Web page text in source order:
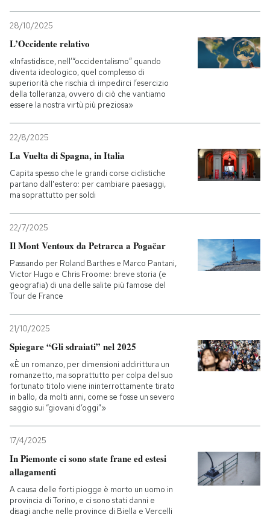
28/10/2025
L’Occidente relativo
«Infastidisce, nell’“occidentalismo” quando
diventa ideologico, quel complesso di
superiorità che rischia di impedirci l’esercizio
della tolleranza, ovvero di ciò che vantiamo
essere la nostra virtù più preziosa»
22/8/2025
La Vuelta di Spagna, in Italia
Capita spesso che le grandi corse ciclistiche
partano dall'estero: per cambiare paesaggi,
ma soprattutto per soldi
22/7/2025
Il Mont Ventoux da Petrarca a Pogačar
Passando per Roland Barthes e Marco Pantani,
Victor Hugo e Chris Froome: breve storia (e
geografia) di una delle salite più famose del
Tour de France
21/10/2025
Spiegare “Gli sdraiati” nel 2025
«È un romanzo, per dimensioni addirittura un
romanzetto, ma soprattutto per colpa del suo
fortunato titolo viene ininterrottamente tirato
in ballo, da molti anni, come se fosse un severo
saggio sui “giovani d’oggi”»
17/4/2025
In Piemonte ci sono state frane ed estesi
allagamenti
A causa delle forti piogge è morto un uomo in
provincia di Torino, e ci sono stati danni e
disagi anche nelle province di Biella e Vercelli